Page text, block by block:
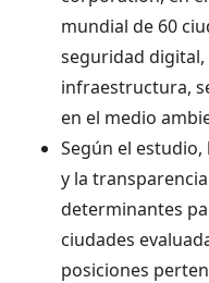
mundial de 60
seguridad
infraestructura,
en el medio
Según el
y la
determinantes
ciudades
posiciones